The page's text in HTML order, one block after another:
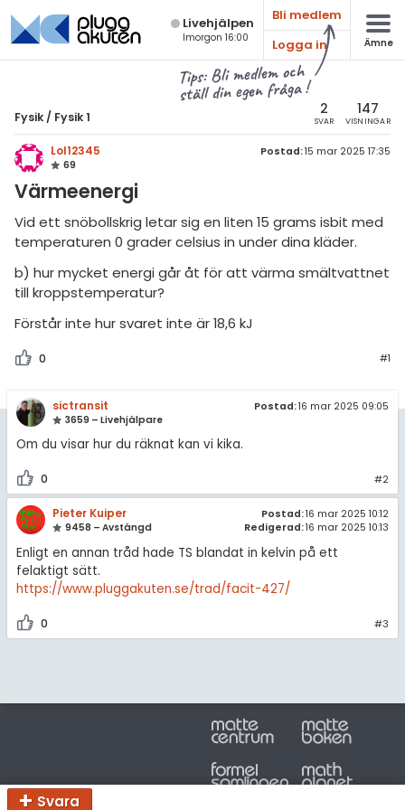
Live­hjälpen
Imorgon 16:00
Bli medlem
Logga in
Ämne
Tips: Bli medlem och
ställ din egen fråga !
Fysik / Fysik 1 2
SVAR
147
VISNINGAR
Lol12345
69
Postad:15 mar 2025 17:35
Värmeenergi
Vid ett snöbollskrig letar sig en liten 15 grams isbit med
temperaturen 0 grader celsius in under dina kläder.
b) hur mycket energi går åt för att värma smältvattnet
till kroppstemperatur?
Förstår inte hur svaret inte är 18,6 kJ
0 #1
sictransit
3659 – Livehjälpare
Postad:16 mar 2025 09:05
Om du visar hur du räknat kan vi kika.
0 #2
Pieter Kuiper
9458 – Avstängd
Postad:16 mar 2025 10:12
Redigerad:16 mar 2025 10:13
Enligt en annan tråd hade TS blandat in kelvin på ett
felaktigt sätt.
https://www.pluggakuten.se/trad/facit-427/
0 #3
Svara
Alla ämnen
Fysik
Alla trådar
Fysik 2
Universitet
Allmänna diskussioner
Topplistor
För lärare
2 inloggade
Om Pluggakuten
& Bygg
språk
ämnen
diskussioner